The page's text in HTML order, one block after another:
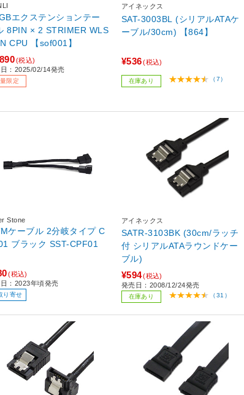
エクステンションテー
× 2 STRIMER WLS
CPU 【sof001】
(税込)
：2025/02/14発売
限定
アイネックス
SAT-3003BL (シリアルATAケ
ーブル/30cm) 【864】
¥536 (税込)
在庫あり （7）
Stone
ーブル 2分岐タイプ C
ブラック SST-CPF01
(税込)
：2023年頃発売
り寄せ
アイネックス
SATR-3103BK (30cm/ラッチ
付 シリアルATAラウンドケー
ブル)
¥594(税込)
発売日：2008/12/24発売
在庫あり （31）